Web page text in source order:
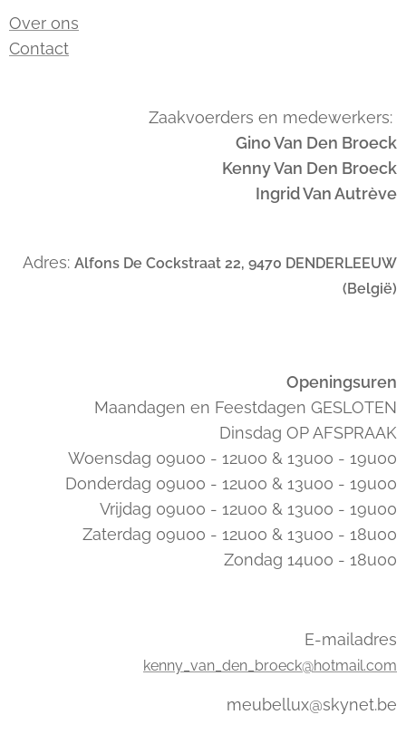
Over ons
Contact
Zaakvoerders en medewerkers:
Gino Van Den Broeck
Kenny Van Den Broeck
Ingrid Van Autrève
Adres: Alfons De Cockstraat 22, 9470 DENDERLEEUW
(België)
Openingsuren
Maandagen en Feestdagen GESLOTEN
Dinsdag OP AFSPRAAK
Woensdag 09u00 - 12u00 & 13u00 - 19u00
Donderdag 09u00 - 12u00 & 13u00 - 19u00
Vrijdag 09u00 - 12u00 & 13u00 - 19u00
Zaterdag 09u00 - 12u00 & 13u00 - 18u00
Zondag 14u00 - 18u00
E-mailadres
kenny_van_den_broeck@hotmail.com
meubellux@skynet.be